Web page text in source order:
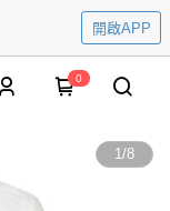
開啟APP
0
1/8